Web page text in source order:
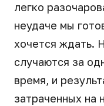
легко
неудаче мы
хочется ждать.
случаются за
время, и
затраченных на